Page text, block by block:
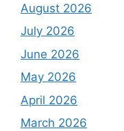
August 2026
July 2026
June 2026
May 2026
April 2026
March 2026